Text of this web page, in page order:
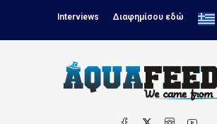
Interviews Διαφημίσου εδώ